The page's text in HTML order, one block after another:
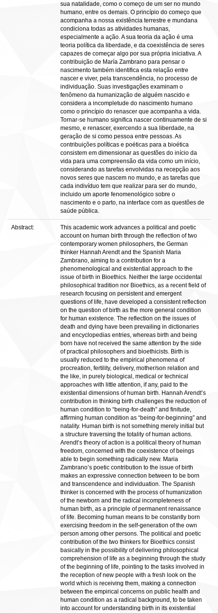
sua natalidade, como o começo de um ser no mundo
humano, entre os demais. O princípio do começo que
acompanha a nossa existência terrestre e mundana
condiciona todas as atividades humanas,
especialmente a ação. A sua teoria da ação é uma
teoria política da liberdade, e da coexistência de seres
capazes de começar algo por sua própria iniciativa. A
contribuição de María Zambrano para pensar o
nascimento também identifica esta relação entre
nascer e viver, pela transcendência, no processo de
individuação. Suas investigações examinam o
fenômeno da humanização de alguém nascido e
considera a incompletude do nascimento humano
como o princípio do renascer que acompanha a vida.
Tornar-se humano significa nascer continuamente de si
mesmo, e renascer, exercendo a sua liberdade, na
geração de si como pessoa entre pessoas. As
contribuições políticas e poéticas para a bioética
consistem em dimensionar as questões do início da
vida para uma compreensão da vida como um início,
considerando as tarefas envolvidas na recepção aos
novos seres que nascem no mundo, e as tarefas que
cada indivíduo tem que realizar para ser do mundo,
incluido um aporte fenomenológico sobre o
nascimento e o parto, na interface com as questões de
saúde pública.
Abstract:
This academic work advances a political and poetic
account on human birth through the reflection of two
contemporary women philosophers, the German
thinker Hannah Arendt and the Spanish Maria
Zambrano, aiming to a contribution for a
phenomenological and existential approach to the
issue of birth in Bioethics. Neither the large occidental
philosophical tradition nor Bioethics, as a recent field of
research focusing on persistent and emergent
questions of life, have developed a consistent reflection
on the question of birth as the more general condition
for human existence. The reflection on the issues of
death and dying have been prevailing in dictionaries
and encyclopedias entries, whereas birth and being
born have not received the same attention by the side
of practical philosophers and bioethicists. Birth is
usually reduced to the empirical phenomena of
procreation, fertility, delivery, mother/son relation and
the like, in purely biological, medical or technical
approaches with little attention, if any, paid to the
existential dimensions of human birth. Hannah Arendt’s
contribution in thinking birth challenges the reduction of
human condition to “being-for-death” and finitude,
affirming human condition as “being-for-beginning” and
natality. Human birth is not something merely initial but
a structure traversing the totality of human actions.
Arendt’s theory of action is a political theory of human
freedom, concerned with the coexistence of beings
able to begin something radically new. Maria
Zambrano’s poetic contribution to the issue of birth
makes an expressive connection between to be born
and transcendence and individuation. The Spanish
thinker is concerned with the process of humanization
of the newborn and the radical incompleteness of
human birth, as a principle of permanent renaissance
of life. Becoming human means to be constantly born
exercising freedom in the self-generation of the own
person among other persons. The political and poetic
contribution of the two thinkers for Bioethics consist
basically in the possibility of delivering philosophical
comprehension of life as a beginning through the study
of the beginning of life, pointing to the tasks involved in
the reception of new people with a fresh look on the
world which is receiving them, making a connection
between the empirical concerns on public health and
human condition as a radical background, to be taken
into account for understanding birth in its existential